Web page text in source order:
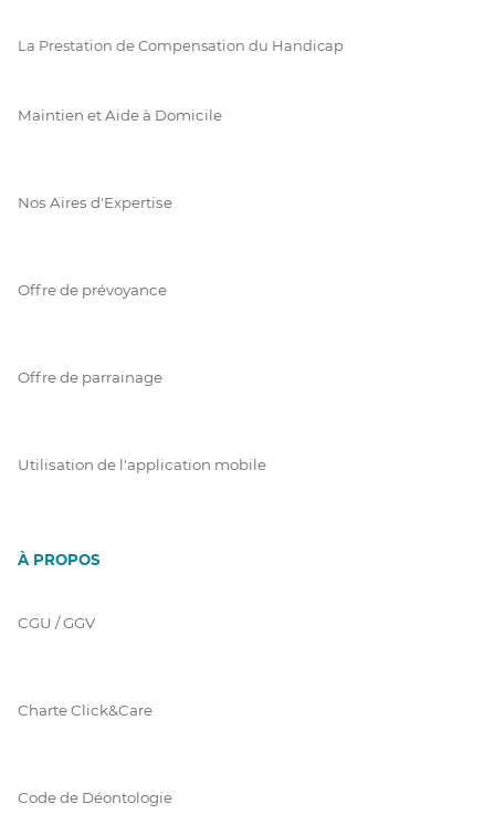
La Prestation de Compensation du Handicap
Maintien et Aide à Domicile
Nos Aires d'Expertise
Offre de prévoyance
Offre de parrainage
Utilisation de l'application mobile
À PROPOS
CGU / GGV
Charte Click&Care
Code de Déontologie